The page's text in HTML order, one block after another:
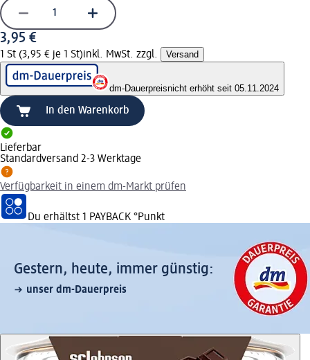
3,95 €
1 St (3,95 € je 1 St)inkl. MwSt. zzgl. Versand
dm-Dauerpreisnicht erhöht seit 05.11.2024
In den Warenkorb
Lieferbar
Standardversand 2-3 Werktage
Verfügbarkeit in einem dm-Markt prüfen
Du erhältst 1 PAYBACK °Punkt
Gestern, heute, immer günstig:
unser dm-Dauerpreis